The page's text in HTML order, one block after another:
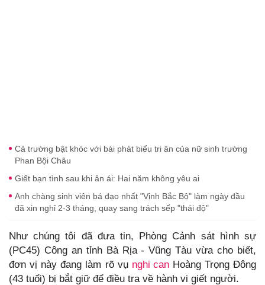
Cả trường bật khóc với bài phát biểu tri ân của nữ sinh trường
Phan Bội Châu
Giết bạn tình sau khi ân ái: Hai năm không yêu ai
Anh chàng sinh viên bá đạo nhất "Vịnh Bắc Bộ" làm ngày đầu
đã xin nghỉ 2-3 tháng, quay sang trách sếp "thái độ"
Như chúng tôi đã đưa tin, Phòng Cảnh sát hình sự
(PC45) Công an tỉnh Bà Rịa - Vũng Tàu vừa cho biết,
đơn vị này đang làm rõ vụ nghi canHoàng Trọng Đông
(43 tuổi) bị bắt giữ để điều tra về hành vi giết người.